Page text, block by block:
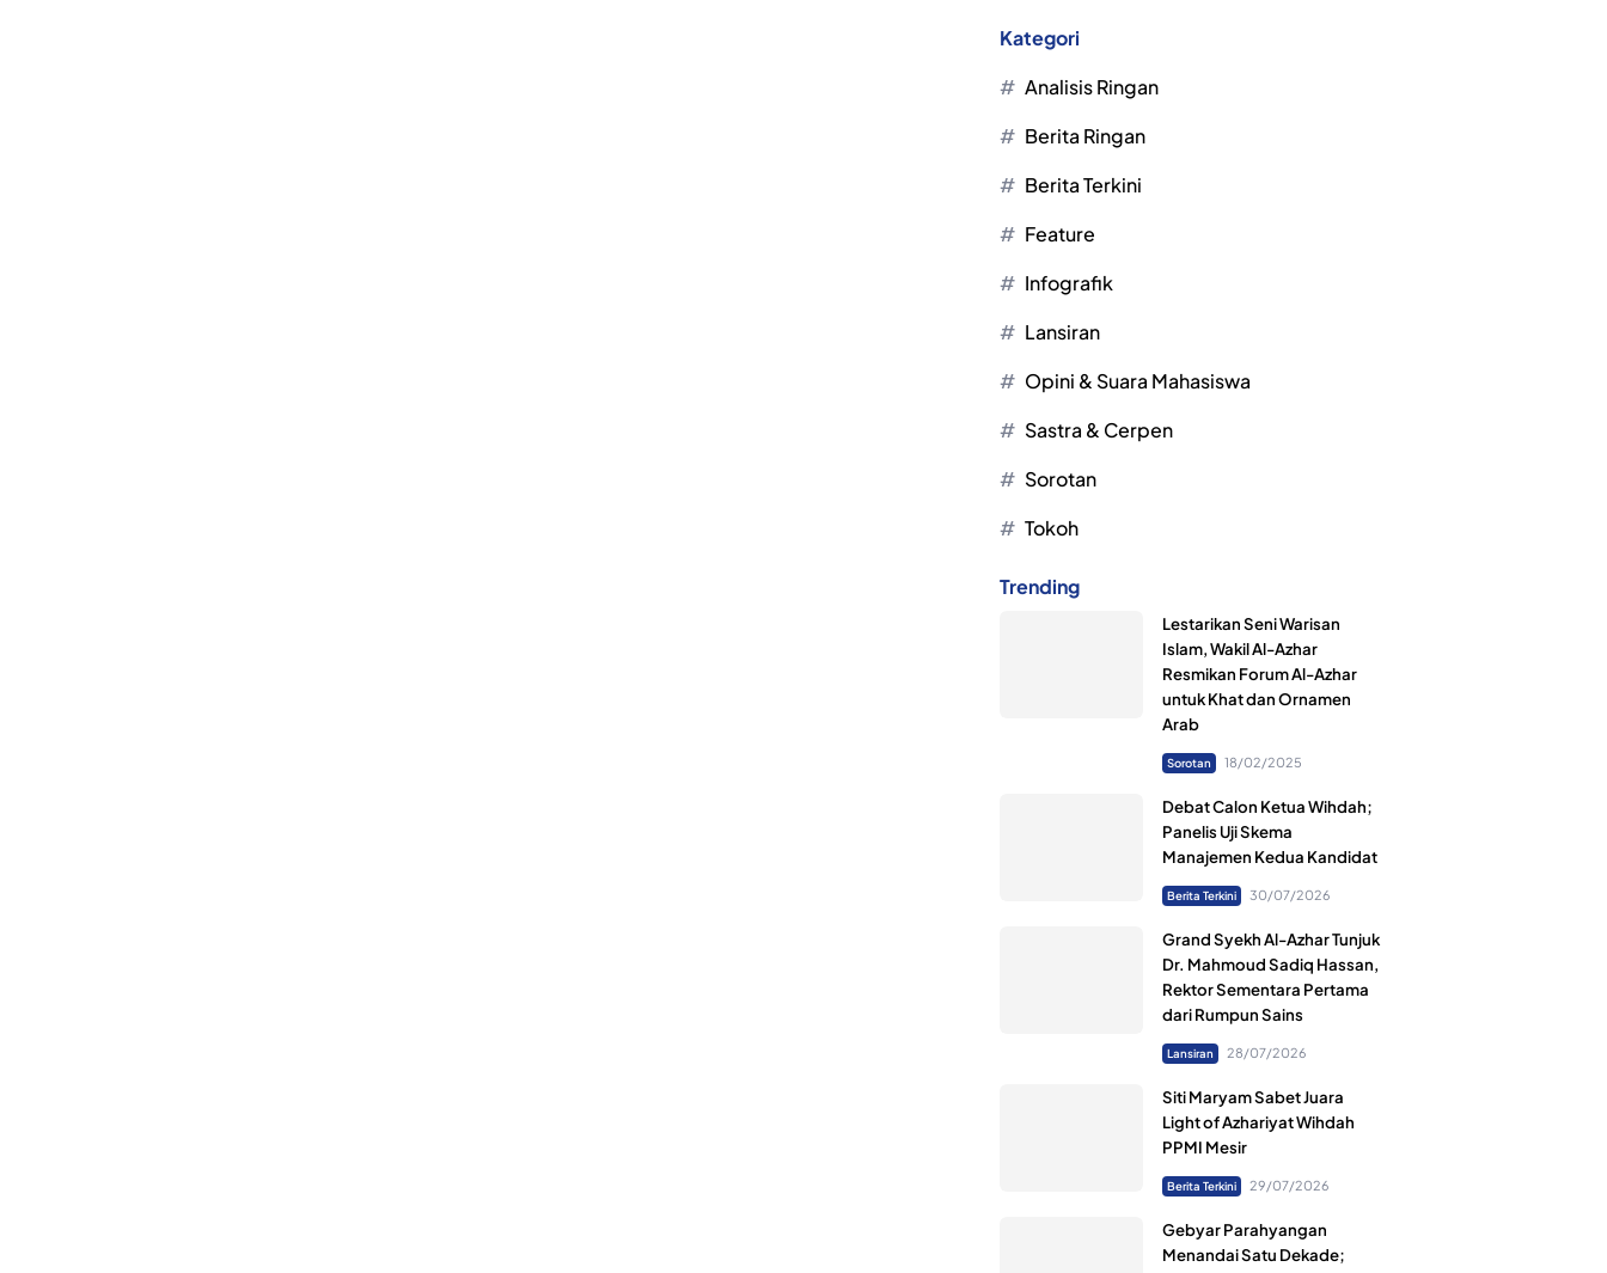
Kategori
Analisis Ringan
Berita Ringan
Berita Terkini
Feature
Infografik
Lansiran
Opini & Suara Mahasiswa
Sastra & Cerpen
Sorotan
Tokoh
Trending
Lestarikan Seni Warisan
Islam, Wakil Al-Azhar
Resmikan Forum Al-Azhar
untuk Khat dan Ornamen
Arab
Sorotan 18/02/2025
Debat Calon Ketua Wihdah;
Panelis Uji Skema
Manajemen Kedua Kandidat
Berita Terkini 30/07/2026
Grand Syekh Al-Azhar Tunjuk
Dr. Mahmoud Sadiq Hassan,
Rektor Sementara Pertama
dari Rumpun Sains
Lansiran 28/07/2026
Siti Maryam Sabet Juara
Light of Azhariyat Wihdah
PPMI Mesir
Berita Terkini 29/07/2026
Gebyar Parahyangan
Menandai Satu Dekade;